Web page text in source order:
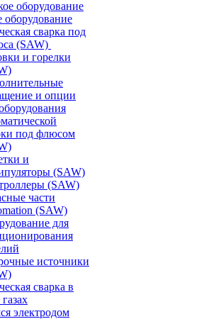
оборудование
сварка под
(SAW)
и горелки
и опции
под флюсом
и
(SAW)
(SAW)
части
(SAW)
для
источники
сварка в
электродом